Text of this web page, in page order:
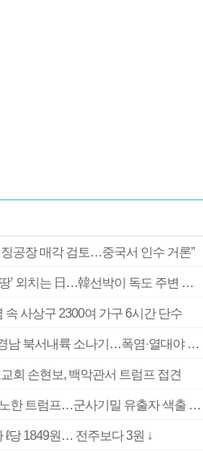
공장 매각 검토…중국서 인수 거론”
[속보] 여전히 ‘독도는 우리땅’ 외치는 日…韓선박이 독도 주변 해양조사 활동하자 반발
속 사상구 2300여 가구 6시간 단수
부산 울산 경남 구름 많고 경남 북서내륙 소나기…폭염·열대야 계속
교회 손현보, 백악관서 트럼프 접견
‘탄약 부족 사태’ 보도에 격노한 트럼프…군사기밀 유출자 색출 지시
당 1849원… 전주보다 3원 ↓